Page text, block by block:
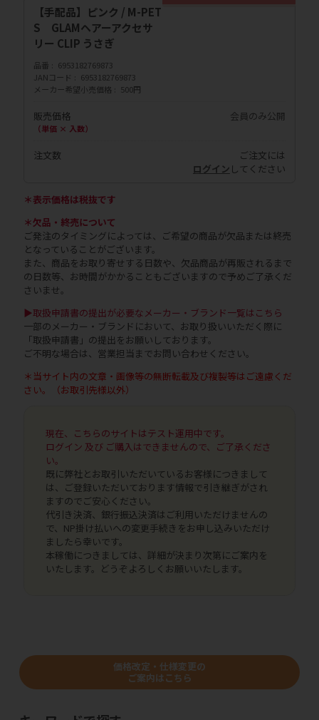
【手配品】ピンク / M-PET
S GLAMヘアーアクセサ
リー CLIP うさぎ
品番
6953182769873
JANコード
6953182769873
メーカー希望小売価格
500円
販売価格
（単価 × 入数）
会員のみ公開
注文数
ご注文には
ログイン してください
＊表示価格は税抜です
＊欠品・終売について
ご発注のタイミングによっては、ご希望の商品が欠品または終売
となっていることがございます。
また、商品をお取り寄せする日数や、欠品商品が再販されるまで
の日数等、お時間がかかることもございますので予めご了承くだ
さいませ。
▶取扱申請書の提出が必要なメーカー・ブランド一覧はこちら
一部のメーカー・ブランドにおいて、お取り扱いいただく際に
「取扱申請書」の提出をお願いしております。
ご不明な場合は、営業担当までお問い合わせください。
＊当サイト内の文章・画像等の無断転載及び複製等はご遠慮くだ
さい。（お取引先様以外）
現在、こちらのサイトはテスト運用中です。
ログイン 及び ご購入はできませんので、ご了承くださ
い。
既に弊社とお取引いただいているお客様につきまして
は、ご登録いただいております情報で引き継ぎがされ
ますのでご安心ください。
代引き決済、銀行振込決済はご利用いただけませんの
で、NP掛け払いへの変更手続きをお申し込みいただけ
ましたら幸いです。
本稼働につきましては、詳細が決まり次第にご案内を
いたします。どうぞよろしくお願いいたします。
価格改定・仕様変更の
ご案内はこちら